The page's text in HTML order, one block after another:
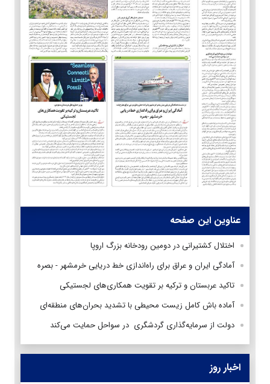
عناوین این صفحه
اختلال کشتیرانی در دومین رودخانه بزرگ اروپا
آمادگی ایران و عراق برای راه‌اندازی خط دریایی خرمشهر - بصره
تاکید عربستان و ترکیه بر تقویت همکاری‌های لجستیکی
آماده باش کامل زیست محیطی با تشدید بحران‌های منطقه‌ای
دولت از سرمایه‌گذاری گردشگری در سواحل حمایت می‌کند
اخبار روز